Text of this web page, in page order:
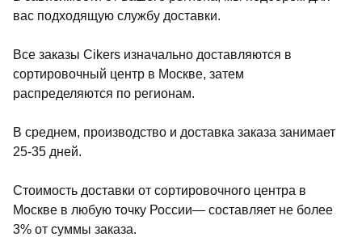
вас подходящую службу доставки.
Все заказы Cikers изначально доставляются в
сортировочный центр в Москве, затем
распределяются по регионам.
В среднем, производство и доставка заказа занимает
25-35 дней.
Стоимость доставки от сортировочного центра в
Москве в любую точку России— составляет не более
3% от суммы заказа.